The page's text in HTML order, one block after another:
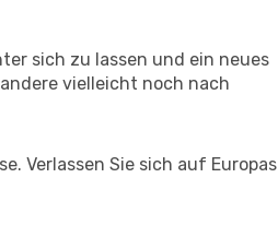
sich zu lassen und ein neues
vielleicht noch nach
Verlassen Sie sich auf Europas